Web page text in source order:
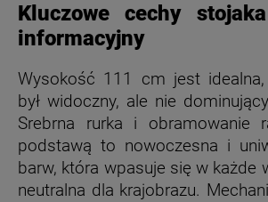
Kluczowe cechy
informacyjny
Wysokość 111 cm jest
był widoczny, ale nie
Srebrna rurka i obramowanie
podstawą to nowoczesna i
barw, która wpasuje się w każde
neutralna dla krajobrazu.